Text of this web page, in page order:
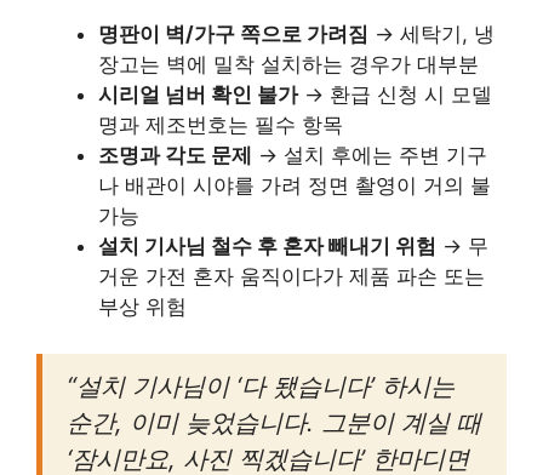
명판이 벽/가구 쪽으로 가려짐 → 세탁기, 냉
장고는 벽에 밀착 설치하는 경우가 대부분
시리얼 넘버 확인 불가→ 환급 신청 시 모델
명과 제조번호는 필수 항목
조명과 각도 문제
→ 설치 후에는 주변 기구
나 배관이 시야를 가려 정면 촬영이 거의 불
가능
설치 기사님 철수 후 혼자 빼내기 위험 → 무
거운 가전 혼자 움직이다가 제품 파손 또는
부상 위험
“설치 기사님이 ‘다 됐습니다’ 하시는
순간, 이미 늦었습니다. 그분이 계실 때
‘잠시만요, 사진 찍겠습니다’ 한마디면